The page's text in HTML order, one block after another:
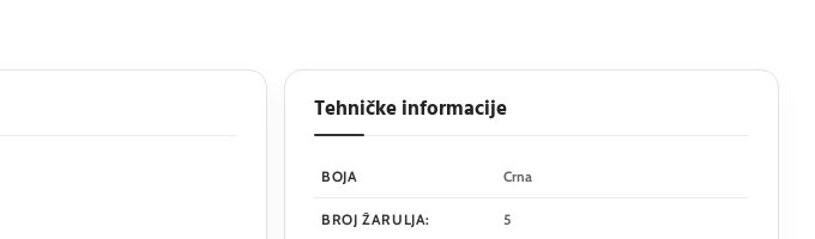
Tehničke informacije
BOJA Crna
BROJ ŽARULJA: 5